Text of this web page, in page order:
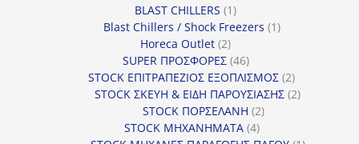
BLAST CHILLERS 11
προϊόν
Blast Chillers / Shock Freezers 11
Horeca Outlet 22
προϊόντα
SUPER ΠΡΟΣΦΟΡΕΣ 4646
προϊόντα
STOCK ΕΠΙΤΡΑΠΕΖΙΟΣ ΕΞΟΠΛΙΣΜΟΣ 22
προϊόντα
STOCK ΣΚΕΥΗ & ΕΙΔΗ ΠΑΡΟΥΣΙΑΣΗΣ 22
STOCK ΠΟΡΣΕΛΑΝΗ 22
STOCK ΜΗΧΑΝΗΜΑΤΑ 44